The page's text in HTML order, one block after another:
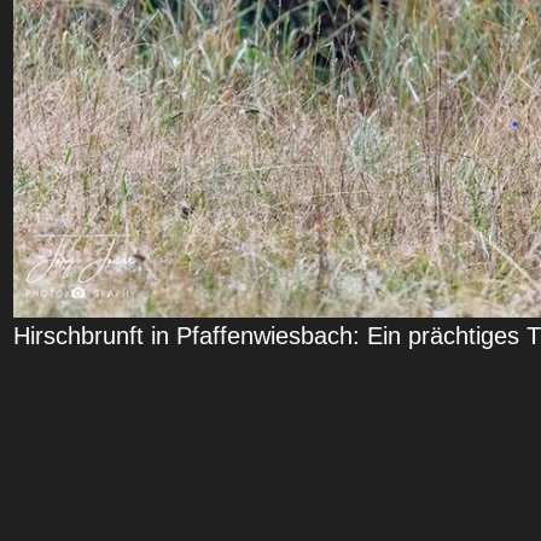
Hirschbrunft in Pfaffenwiesbach: Ein prächtiges